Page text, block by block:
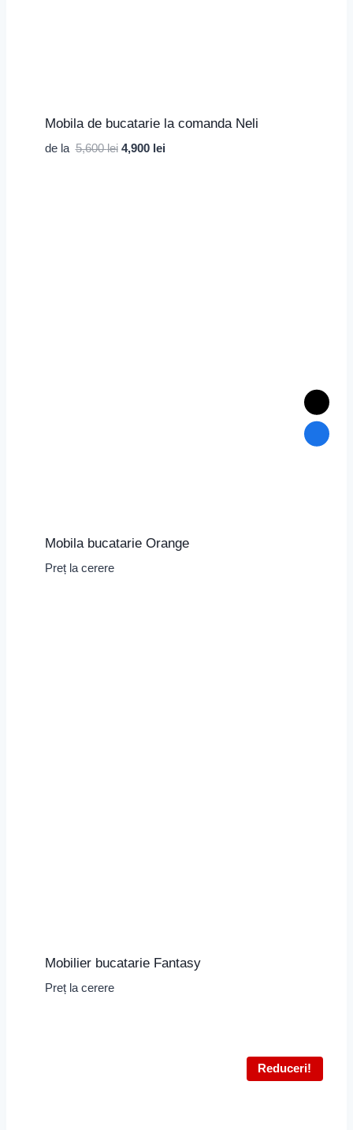
Mobila de bucatarie la comanda Neli
de la5,600lei Prețul
4,900 leiPrețul
Mobila bucatarie Orange
Preț la cerere
Mobilier bucatarie Fantasy
Preț la cerere
Reduceri!